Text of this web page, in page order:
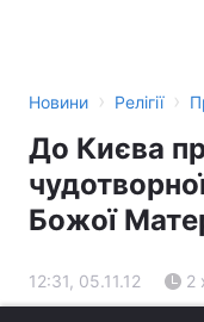
Новини › Релігії ›
До Києва
Божої
12:31, 05.11.12 2